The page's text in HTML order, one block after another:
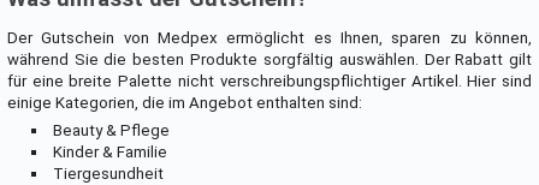
Der Gutschein von Medpex ermöglicht es Ihnen, sparen zu können,
während Sie die besten Produkte sorgfältig auswählen. Der Rabatt gilt
für eine breite Palette nicht verschreibungspflichtiger Artikel. Hier sind
einige Kategorien, die im Angebot enthalten sind:
Beauty & Pflege
Kinder & Familie
Tiergesundheit